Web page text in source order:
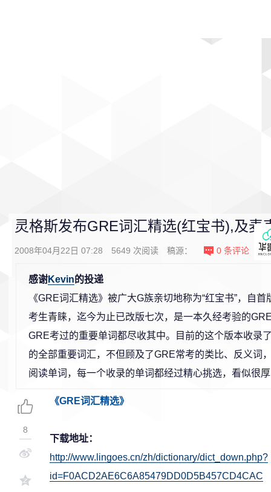
灵格斯发布GRE词汇精选(红宝书),及麦
2008年04月22日 07:28 5649 次阅读 稿源： 0 条评论
感谢Kevin的投递
《GRE词汇精选》被广大G族亲切地称为“红宝书”，自
考生青睐，迄今为止已改版七次，是一本久经考验的
GRE考过的重要单词都尽收其中。目前的这个版本收录
的全部重要词汇，不但顾及了GRE常考的类比、反义词
阅读单词，每一个收录的单词都经过精心挑选，看似很
《GRE词汇精选》
下载地址：
http://www.lingoes.cn/zh/dictionary/dict_down.php?
id=F0ACD2AE6C6A85479DD0D5B457CD4CAC
8